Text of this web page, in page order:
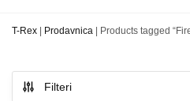
T-Rex | Prodavnica | Products tagged
Filteri